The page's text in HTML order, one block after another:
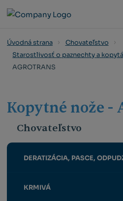
Úvodná strana
Chovateľstvo
Starostlivosť o paznechty a kopytá
AGROTRANS
Kopytné nože -
Chovateľstvo
DERATIZÁCIA, PASCE,
KRMIVÁ